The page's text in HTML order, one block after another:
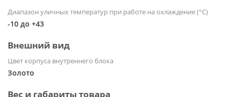
Диапазон уличных температур при работе на охлаждение (°С)
-10 до +43
Внешний вид
Цвет корпуса внутреннего блока
Золото
Вес и габариты товара